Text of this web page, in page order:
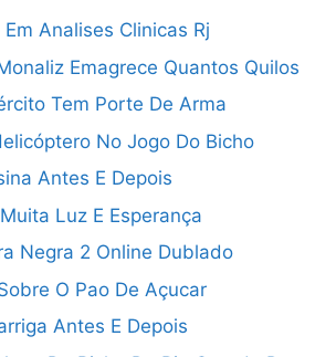
Analises Clinicas Rj
Emagrece Quantos Quilos
Tem Porte De Arma
No Jogo Do Bicho
Antes E Depois
Luz E Esperança
Negra 2 Online Dublado
O Pao De Açucar
Antes E Depois